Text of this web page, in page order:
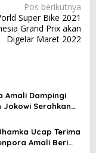
Pos berikutnya
Super Bike 2021
Grand Prix akan
Digelar Maret 2022
Amali Dampingi
Jokowi Serahkan
2021 Ucap Terima
Amali Beri